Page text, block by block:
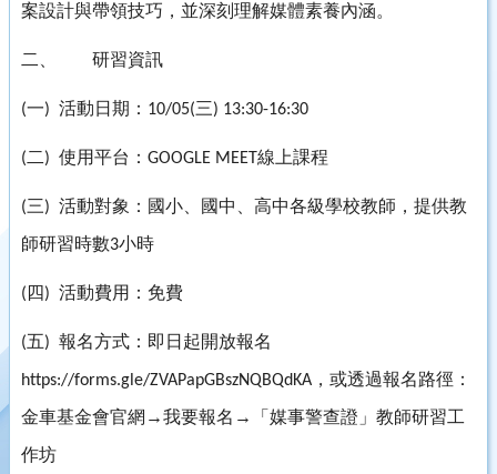
案設計與帶領技巧，並深刻理解媒體素養內涵。
二、 研習資訊
(一) 活動日期： 10/05(三) 13:30-16:30
(二) 使用平台： GOOGLE MEET線上課程
(三) 活動對象：國小、國中、高中各級學校教師，提供教
師研習時數3小時
( 四) 活動費用：免費
(五) 報名方式：即日起開放報名
https://forms.gle/ZVAPapGBszNQBQdKA ，或透過報名路徑：
金車基金會官網→我要報名→「媒事警查證」教師研習工
作坊